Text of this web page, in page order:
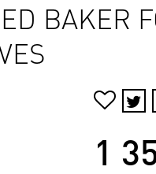
BAKER
1